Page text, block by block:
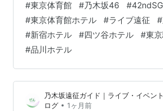
始予定ですが、遠方から参加する可
選後に慌てないためにも、今のうち
ャンセル条件だけは確認しておく方
返金不可の交通を確定する必要はあ
自分に合う宿泊エリアと、キャンセ
残っているかを把握しておき…
#東京体育館 #乃木坂46 #
#東京体育館ホテル #ライブ遠征 #
#新宿ホテル #四ツ谷ホテル #東
#品川ホテル
乃木坂遠征ガイド｜ライブ・イベン
ログ • 1ヶ月前